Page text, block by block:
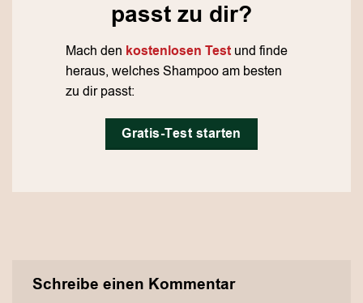
passt zu dir?
Mach den kostenlosen Testund finde
heraus, welches Shampoo am besten
zu dir passt:
Gratis-Test starten
Schreibe einen Kommentar